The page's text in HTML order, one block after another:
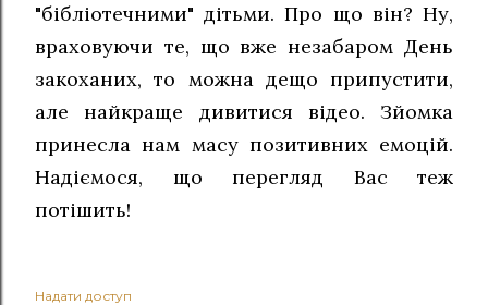
"бібліотечними" дітьми. Про що він? Ну,
враховуючи те, що вже незабаром День
закоханих, то можна дещо припустити,
але найкраще дивитися відео. Зйомка
принесла нам масу позитивних емоцій.
Надіємося, що перегляд Вас теж
потішить!
Надати доступ